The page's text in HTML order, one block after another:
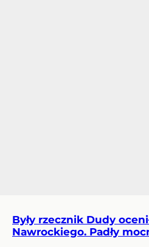
Były rzecznik Dudy
Nawrockiego. Padły